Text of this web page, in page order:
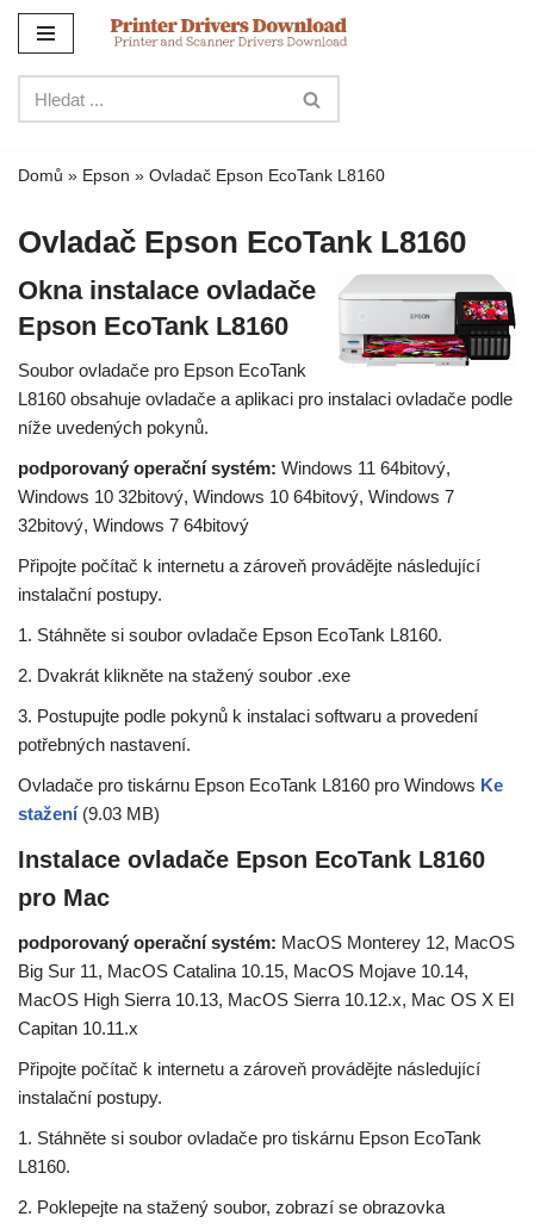
na
obsah
Domů » Epson » Ovladač Epson EcoTank L8160
Ovladač Epson EcoTank L8160
Okna instalace ovladače
Epson EcoTank L8160
Soubor ovladače pro Epson EcoTank
L8160 obsahuje ovladače a aplikaci pro instalaci ovladače podle
níže uvedených pokynů.
podporovaný operační systém: Windows 11 64bitový,
Windows 10 32bitový, Windows 10 64bitový, Windows 7
32bitový, Windows 7 64bitový
Připojte počítač k internetu a zároveň provádějte následující
instalační postupy.
1. Stáhněte si soubor ovladače Epson EcoTank L8160.
2. Dvakrát klikněte na stažený soubor .exe
3. Postupujte podle pokynů k instalaci softwaru a provedení
potřebných nastavení.
Ovladače pro tiskárnu Epson EcoTank L8160 pro Windows Ke
stažení (9.03 MB)
Instalace ovladače Epson EcoTank L8160
pro Mac
podporovaný operační systém: MacOS Monterey 12, MacOS
Big Sur 11, MacOS Catalina 10.15, MacOS Mojave 10.14,
MacOS High Sierra 10.13, MacOS Sierra 10.12.x, Mac OS X El
Capitan 10.11.x
Připojte počítač k internetu a zároveň provádějte následující
instalační postupy.
1. Stáhněte si soubor ovladače pro tiskárnu Epson EcoTank
L8160.
2. Poklepejte na stažený soubor, zobrazí se obrazovka